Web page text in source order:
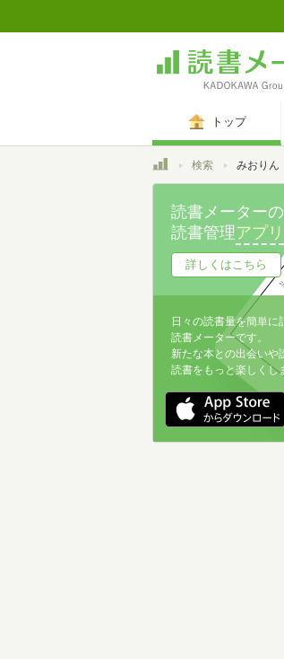
トップ
トップ検索 みおりん
読書メーターの
読書管理アプリ
詳しくはこちら
日々の読書量を簡単に
読書メーターです。
新たな本との出会いや
読書をもっと楽しくし